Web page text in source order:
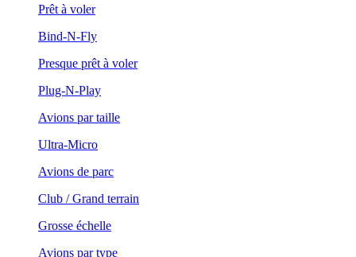
Prêt à voler
Bind-N-Fly
Presque prêt à voler
Plug-N-Play
Avions par taille
Ultra-Micro
Avions de parc
Club / Grand terrain
Grosse échelle
Avions par type